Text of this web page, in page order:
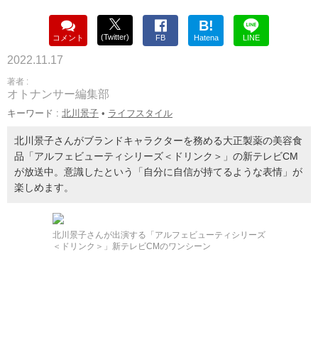
コメント (Twitter) FB
B!
Hatena LINE
2022.11.17
著者 :
オトナンサー編集部
キーワード : 北川景子 • ライフスタイル
北川景子さんがブランドキャラクターを務める大正製薬の美容食
品「アルフェビューティシリーズ＜ドリンク＞」の新テレビCM
が放送中。意識したという「自分に自信が持てるような表情」が
楽しめます。
北川景子さんが出演する「アルフェビューティシリーズ
＜ドリンク＞」新テレビCMのワンシーン